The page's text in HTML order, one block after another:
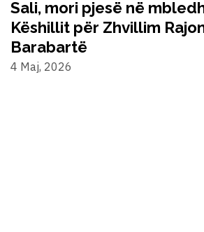
Sali, mori pjesë në
Këshillit për Zhvillim
Barabartë
4 Maj, 2026